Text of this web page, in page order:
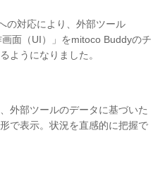
の対応により、外部ツール
画面（UI）」をmitoco Buddyのチ
ようになりました。
外部ツールのデータに基づいた
で表示。状況を直感的に把握で